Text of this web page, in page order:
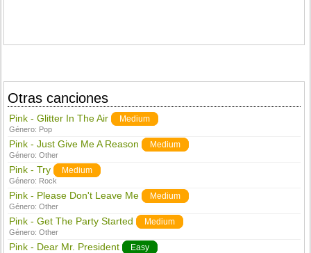
Otras canciones
Pink - Glitter In The Air Medium
Género: Pop
Pink - Just Give Me A Reason Medium
Género:Other
Pink - Try Medium
Género: Rock
Pink - Please Don't Leave Me Medium
Género:Other
Pink - Get The Party Started Medium
Género:Other
Pink - Dear Mr. President Easy